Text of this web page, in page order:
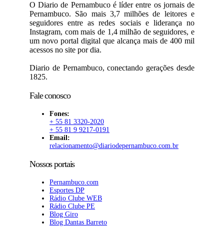
O Diario de Pernambuco é líder entre os jornais de
Pernambuco. São mais 3,7 milhões de leitores e
seguidores entre as redes sociais e liderança no
Instagram, com mais de 1,4 milhão de seguidores, e
um novo portal digital que alcança mais de 400 mil
acessos no site por dia.
Diario de Pernambuco, conectando gerações desde
1825.
Fale conosco
Fones:
+ 55 81 3320-2020
+ 55 81 9 9217-0191
Email:
relacionamento@diariodepernambuco.com.br
Nossos portais
Pernambuco.com
Esportes DP
Rádio Clube WEB
Rádio Clube PE
Blog Giro
Blog Dantas Barreto